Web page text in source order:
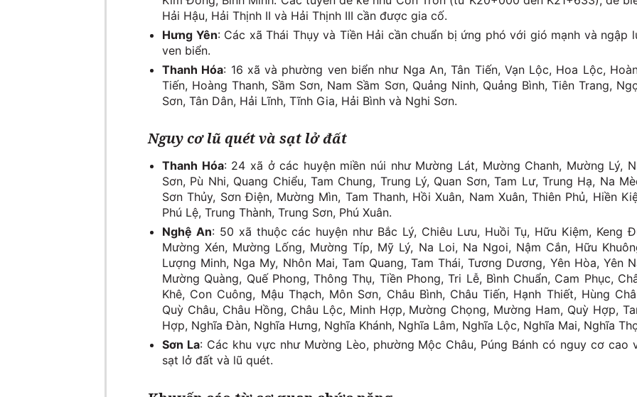
Hải Hậu, Hải Thịnh II và Hải Thịnh III cần được gia cố.
Hưng Yên: Các xã Thái Thụy và Tiền Hải cần chuẩn bị ứng phó với gió mạnh và ngập
ven biển.
Thanh Hóa: 16 xã và phường ven biển như Nga An, Tân Tiến, Vạn Lộc, Hoa Lộc,
Tiến, Hoàng Thanh, Sầm Sơn, Nam Sầm Sơn, Quảng Ninh, Quảng Bình, Tiên Trang,
Sơn, Tân Dân, Hải Lĩnh, Tĩnh Gia, Hải Bình và Nghi Sơn.
Nguy cơ lũ quét và sạt lở đất
Thanh Hóa: 24 xã ở các huyện miền núi như Mường Lát, Mường Chanh, Mường Lý,
Sơn, Pù Nhi, Quang Chiểu, Tam Chung, Trung Lý, Quan Sơn, Tam Lư, Trung Hạ, Na
Sơn Thủy, Sơn Điện, Mường Mìn, Tam Thanh, Hồi Xuân, Nam Xuân, Thiên Phủ, Hiền
Phú Lệ, Trung Thành, Trung Sơn, Phú Xuân.
Nghệ An: 50 xã thuộc các huyện như Bắc Lý, Chiêu Lưu, Huồi Tụ, Hữu Kiệm, Keng
Mường Xén, Mường Lống, Mường Típ, Mỹ Lý, Na Loi, Na Ngoi, Nậm Cắn, Hữu
Lượng Minh, Nga My, Nhôn Mai, Tam Quang, Tam Thái, Tương Dương, Yên Hòa, Yên
Mường Quàng, Quế Phong, Thông Thụ, Tiền Phong, Tri Lễ, Bình Chuẩn, Cam Phục,
Khê, Con Cuông, Mậu Thạch, Môn Sơn, Châu Bình, Châu Tiến, Hạnh Thiết, Hùng
Quỳ Châu, Châu Hồng, Châu Lộc, Minh Hợp, Mường Chọng, Mường Ham, Quỳ Hợp,
Hợp, Nghĩa Đàn, Nghĩa Hưng, Nghĩa Khánh, Nghĩa Lâm, Nghĩa Lộc, Nghĩa Mai, Nghĩa
Sơn La: Các khu vực như Mường Lèo, phường Mộc Châu, Púng Bánh có nguy cơ cao
sạt lở đất và lũ quét.